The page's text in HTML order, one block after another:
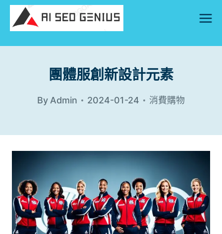
Skip
content
團體服創新設計元素
By Admin 2024-01-24 消費購物